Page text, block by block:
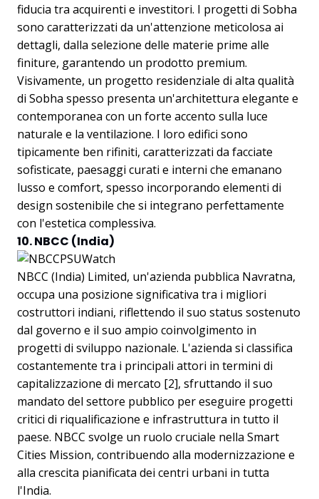
fiducia tra acquirenti e investitori. I progetti di Sobha
sono caratterizzati da un'attenzione meticolosa ai
dettagli, dalla selezione delle materie prime alle
finiture, garantendo un prodotto premium.
Visivamente, un progetto residenziale di alta qualità
di Sobha spesso presenta un'architettura elegante e
contemporanea con un forte accento sulla luce
naturale e la ventilazione. I loro edifici sono
tipicamente ben rifiniti, caratterizzati da facciate
sofisticate, paesaggi curati e interni che emanano
lusso e comfort, spesso incorporando elementi di
design sostenibile che si integrano perfettamente
con l'estetica complessiva.
10. NBCC (India)
NBCC (India) Limited, un'azienda pubblica Navratna,
occupa una posizione significativa tra i migliori
costruttori indiani, riflettendo il suo status sostenuto
dal governo e il suo ampio coinvolgimento in
progetti di sviluppo nazionale. L'azienda si classifica
costantemente tra i principali attori in termini di
capitalizzazione di mercato [2], sfruttando il suo
mandato del settore pubblico per eseguire progetti
critici di riqualificazione e infrastruttura in tutto il
paese. NBCC svolge un ruolo cruciale nella Smart
Cities Mission, contribuendo alla modernizzazione e
alla crescita pianificata dei centri urbani in tutta
l'India.